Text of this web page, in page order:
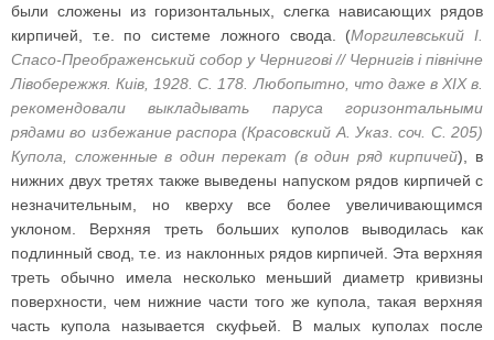
были сложены из горизонтальных, слегка нависающих рядов
кирпичей, т.е. по системе ложного свода. (Моргилевський I.
Спасо-Преображенський собор у Черниговi // Чернигiв i пiвнiчне
Лiвобережжя. Киiв, 1928. С. 178. Любопытно, что даже в XIX в.
рекомендовали выкладывать паруса горизонтальными
рядами во избежание распора (Красовский А. Указ. соч. С. 205)
Купола, сложенные в один перекат (в один ряд кирпичей), в
нижних двух третях также выведены напуском рядов кирпичей с
незначительным, но кверху все более увеличивающимся
уклоном. Верхняя треть больших куполов выводилась как
подлинный свод, т.е. из наклонных рядов кирпичей. Эта верхняя
треть обычно имела несколько меньший диаметр кривизны
поверхности, чем нижние части того же купола, такая верхняя
часть купола называется скуфьей. В малых куполах после